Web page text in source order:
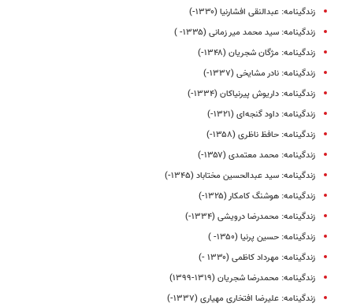
زندگینامه: عبدالنقی افشارنیا (۱۳۳۰-)
زندگینامه: سید محمد میر زمانی (۱۳۳۵- )
زندگینامه: مژگان شجریان (۱۳۴۸-)
زندگینامه: نادر مشایخی (۱۳۳۷-)
زندگینامه: داریوش پیرنیاکان (۱۳۳۴-)
زندگینامه: داود گنجه‌ای (۱۳۲۱-)
زندگینامه: حافظ ناظری (۱۳۵۸-)
زندگینامه: محمد معتمدی (۱۳۵۷-)
زندگینامه: سید عبدالحسین مختاباد (۱۳۴۵-)
زندگینامه: هوشنگ کامکار (۱۳۲۵-)
زندگینامه: محمدرضا درویشی (۱۳۳۴-)
زندگینامه: حسین پرنیا (۱۳۵۰- )
زندگینامه: مهرداد کاظمی (۱۳۳۰ -)
زندگینامه: محمدرضا شجریان (۱۳۱۹-۱۳۹۹)
زندگینامه: علیرضا افتخاری مهیاری (۱۳۳۷-)